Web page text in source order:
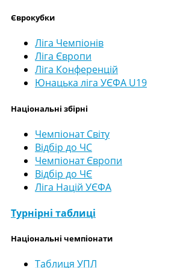
Єврокубки
Ліга Чемпіонів
Ліга Європи
Ліга Конференцій
Юнацька ліга УЄФА U19
Національні збірні
Чемпіонат Світу
Відбір до ЧС
Чемпіонат Європи
Відбір до ЧЄ
Ліга Націй УЄФА
Турнірні таблиці
Національні чемпіонати
Таблиця УПЛ